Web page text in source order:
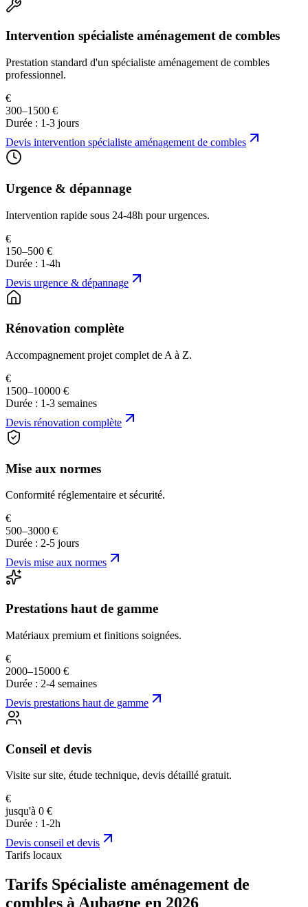
Intervention spécialiste aménagement de combles
Prestation standard d'un spécialiste aménagement de combles
professionnel.
€
300–1500 €
Durée : 1-3 jours
Devis intervention spécialiste aménagement de combles
Urgence & dépannage
Intervention rapide sous 24-48h pour urgences.
€
150–500 €
Durée : 1-4h
Devis urgence & dépannage
Rénovation complète
Accompagnement projet complet de A à Z.
€
1500–10000 €
Durée : 1-3 semaines
Devis rénovation complète
Mise aux normes
Conformité réglementaire et sécurité.
€
500–3000 €
Durée : 2-5 jours
Devis mise aux normes
Prestations haut de gamme
Matériaux premium et finitions soignées.
€
2000–15000 €
Durée : 2-4 semaines
Devis prestations haut de gamme
Conseil et devis
Visite sur site, étude technique, devis détaillé gratuit.
€
jusqu'à 0 €
Durée : 1-2h
Devis conseil et devis
Tarifs locaux
Tarifs Spécialiste aménagement de
combles à Aubagne en 2026